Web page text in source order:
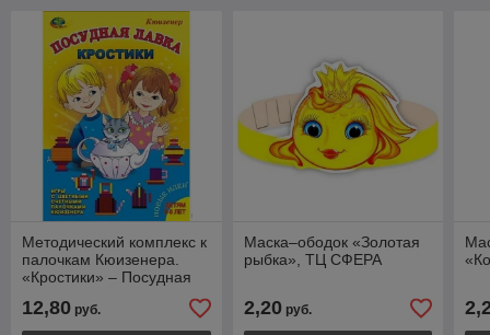
Методический комплекс к
палочкам Кюизенера.
«Кростики» – Посудная
12,80 руб.
Маска–ободок «Золотая
рыбка», ТЦ СФЕРА
2,20руб.